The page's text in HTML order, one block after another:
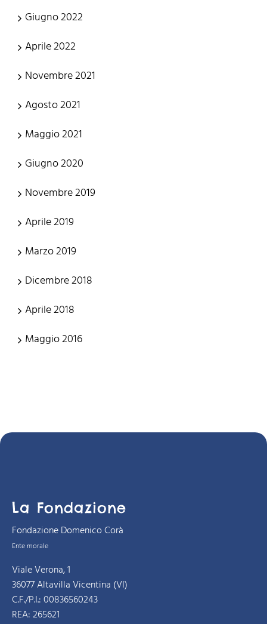
Giugno 2022
Aprile 2022
Novembre 2021
Agosto 2021
Maggio 2021
Giugno 2020
Novembre 2019
Aprile 2019
Marzo 2019
Dicembre 2018
Aprile 2018
Maggio 2016
La Fondazione
Fondazione Domenico Corà
Ente morale
Viale Verona, 1
36077 Altavilla Vicentina (VI)
C.F./P.I.: 00836560243
REA: 265621